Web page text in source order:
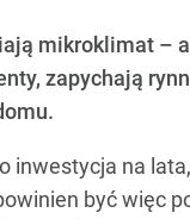
mikroklimat –
zapychają
inwestycja na
być więc